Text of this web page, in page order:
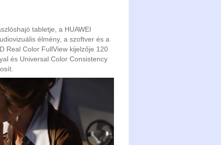
tabletje, a HUAWEI
élmény, a szoftver és a
Real Color FullView kijelzője 120
és Universal Color Consistency